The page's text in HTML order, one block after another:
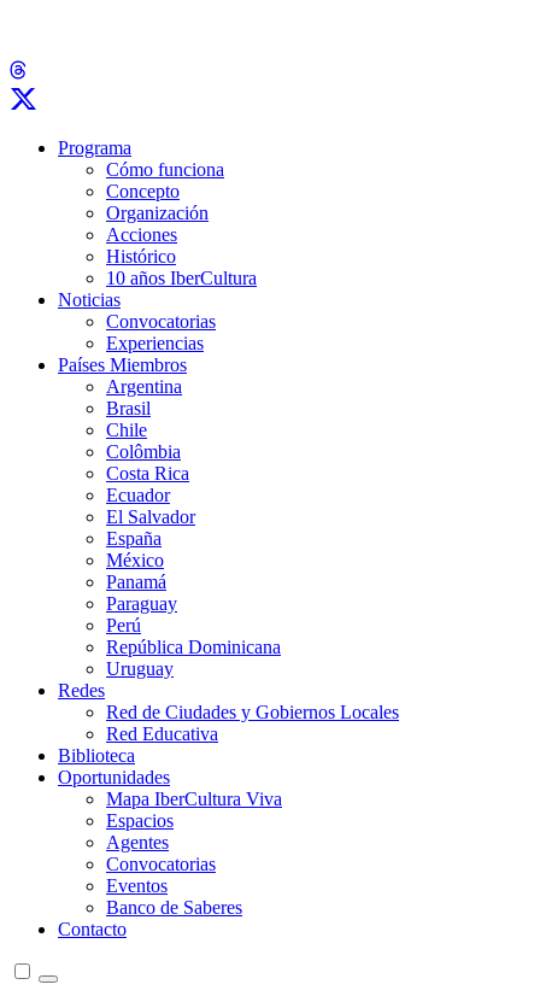
Programa
Cómo funciona
Concepto
Organización
Acciones
Histórico
10 años IberCultura
Noticias
Convocatorias
Experiencias
Países Miembros
Argentina
Brasil
Chile
Colômbia
Costa Rica
Ecuador
El Salvador
España
México
Panamá
Paraguay
Perú
República Dominicana
Uruguay
Redes
Red de Ciudades y Gobiernos Locales
Red Educativa
Biblioteca
Oportunidades
Mapa IberCultura Viva
Espacios
Agentes
Convocatorias
Eventos
Banco de Saberes
Contacto